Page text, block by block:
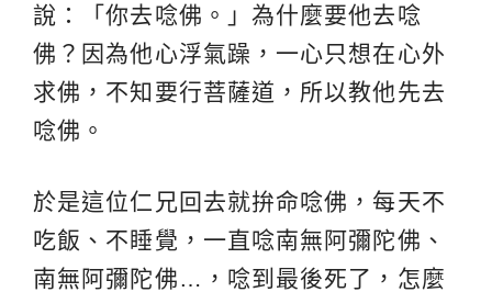
說：「你去唸佛。」為什麼要他去唸
佛？因為他心浮氣躁，一心只想在心外
求佛，不知要行菩薩道，所以教他先去
唸佛。
於是這位仁兄回去就拚命唸佛，每天不
吃飯、不睡覺，一直唸南無阿彌陀佛、
南無阿彌陀佛…，唸到最後死了，怎麼